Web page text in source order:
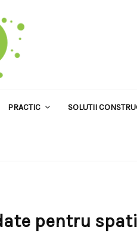
PRACTIC SOLUTII
pentru